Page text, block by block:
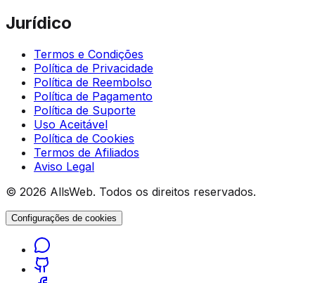
Jurídico
Termos e Condições
Política de Privacidade
Política de Reembolso
Política de Pagamento
Política de Suporte
Uso Aceitável
Política de Cookies
Termos de Afiliados
Aviso Legal
© 2026 AllsWeb. Todos os direitos reservados.
Configurações de cookies